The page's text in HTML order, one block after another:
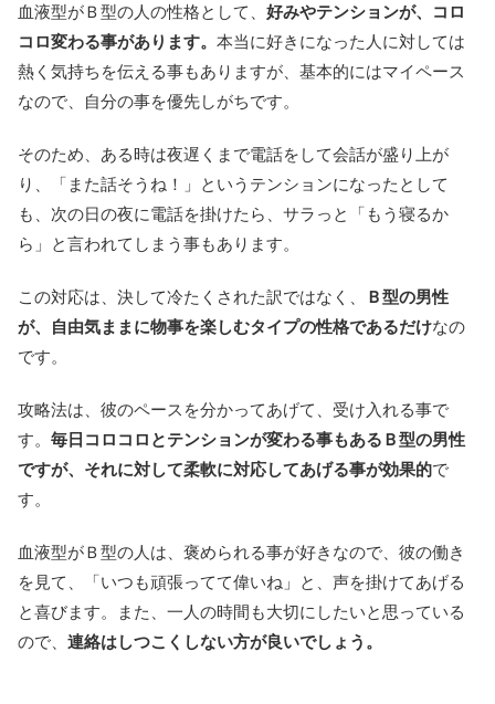
血液型がＢ型の人の性格として、 好みやテンションが、コロ
コロ変わる事があります。 本当に好きになった人に対しては
熱く気持ちを伝える事もありますが、基本的にはマイペース
なので、自分の事を優先しがちです。
そのため、ある時は夜遅くまで電話をして会話が盛り上が
り、「また話そうね！」というテンションになったとして
も、次の日の夜に電話を掛けたら、サラっと「もう寝るか
ら」と言われてしまう事もあります。
この対応は、決して冷たくされた訳ではなく、
Ｂ型の男性
が、自由気ままに物事を楽しむタイプの性格であるだけなの
です。
攻略法は、彼のペースを分かってあげて、受け入れる事で
す。 毎日コロコロとテンションが変わる事もあるＢ型の男性
ですが、それに対して柔軟に対応してあげる事が効果的で
す。
血液型がＢ型の人は、褒められる事が好きなので、彼の働き
を見て、「いつも頑張ってて偉いね」と、声を掛けてあげる
と喜びます。また、一人の時間も大切にしたいと思っている
ので、 連絡はしつこくしない方が良いでしょう。